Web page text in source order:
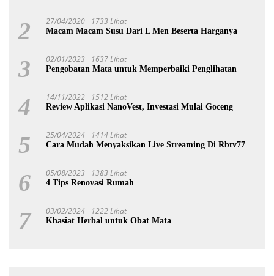
2 27/04/2020 1733 Lihat
Macam Macam Susu Dari L Men Beserta Harganya
3 02/01/2023 1637 Lihat
Pengobatan Mata untuk Memperbaiki Penglihatan
4 14/11/2022 1512 Lihat
Review Aplikasi NanoVest, Investasi Mulai Goceng
5 25/04/2024 1414 Lihat
Cara Mudah Menyaksikan Live Streaming Di Rbtv77
6 05/08/2023 1383 Lihat
4 Tips Renovasi Rumah
7 03/02/2024 1222 Lihat
Khasiat Herbal untuk Obat Mata